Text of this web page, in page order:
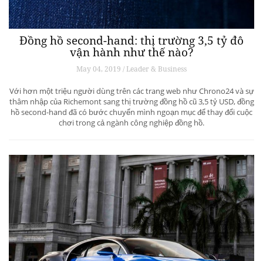
Đồng hồ second-hand: thị trường 3,5 tỷ đô
vận hành như thế nào?
May 04, 2019 / Leader & Business
Với hơn một triệu người dùng trên các trang web như Chrono24 và sự
thâm nhập của Richemont sang thị trường đồng hồ cũ 3,5 tỷ USD, đồng
hồ second-hand đã có bước chuyển mình ngoạn mục để thay đổi cuộc
chơi trong cả ngành công nghiệp đồng hồ.